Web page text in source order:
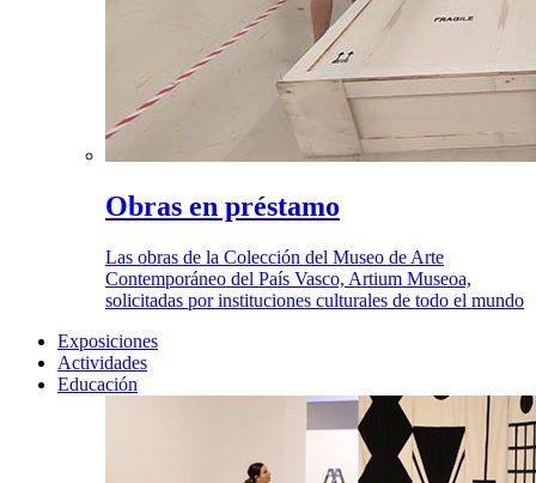
Obras en préstamo
Las obras de la Colección del Museo de Arte
Contemporáneo del País Vasco, Artium Museoa,
solicitadas por instituciones culturales de todo el mundo
Exposiciones
Actividades
Educación